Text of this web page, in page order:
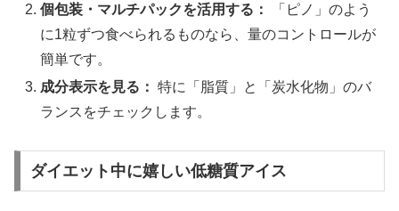
個包装・マルチパックを活用する：
「ピノ」のよう
に1粒ずつ食べられるものなら、量のコントロールが
簡単です。
成分表示を見る： 特に「脂質」と「炭水化物」のバ
ランスをチェックします。
ダイエット中に嬉しい低糖質アイス